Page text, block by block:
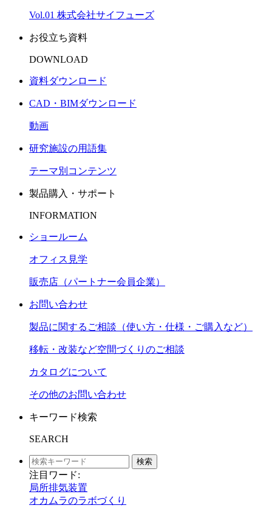
Vol.01 株式会社サイフューズ
お役立ち資料
DOWNLOAD
資料ダウンロード
CAD・BIMダウンロード
動画
研究施設の用語集
テーマ別コンテンツ
製品購入・サポート
INFORMATION
ショールーム
オフィス見学
販売店（パートナー会員企業）
お問い合わせ
製品に関するご相談（使い方・仕様・ご購入など）
移転・改装など空間づくりのご相談
カタログについて
その他のお問い合わせ
キーワード検索
SEARCH
検索
注目ワード:
局所排気装置
オカムラのラボづくり